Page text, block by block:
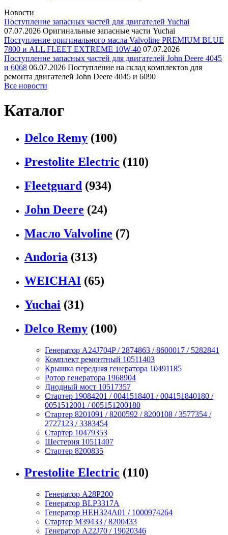
Новости
Поступление запасных частей для двигателей Yuchai
07.07.2026 Оригинальные запасные части Yuchai
Поступление оригинального масла Valvoline PREMIUM BLUE
7800 и ALL FLEET EXTREME 10W-40 07.07.2026
Поступление запасных частей для двигателей John Deere 4045
и 6068 06.07.2026 Поступление на склад комплектов для
ремонта двигателей John Deere 4045 и 6090
Все новости
Каталог
Delco Remy (100)
Prestolite Electric (110)
Fleetguard (934)
John Deere (24)
Масло Valvoline (7)
Andoria (313)
WEICHAI (65)
Yuchai (31)
Delco Remy (100)
Генератор A24J704P / 2874863 / 8600017 / 5282841
Комплект ремонтный 10511403
Крышка передняя генератора 10491185
Ротор генератора 1968904
Диодный мост 10517357
Стартер 19084201 / 0041518401 / 004151840180 /
0051512001 / 005151200180
Стартер 8201091 / 8200592 / 8200108 / 3577354 /
2727123 / 3383454
Стартер 10479353
Шестерня 10511407
Стартер 8200835
Prestolite Electric (110)
Генератор A28P200
Генератор BLP3317A
Генератор HEH324A01 / 1000974264
Стартер M39433 / 8200433
Генератор A22J70 / 19020346